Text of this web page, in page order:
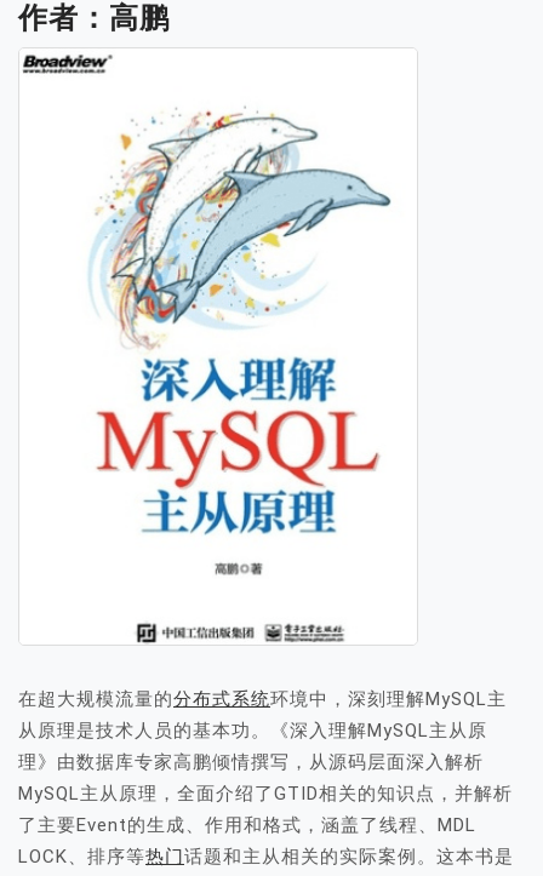
作者：高鹏
在超大规模流量的分布式系统环境中，深刻理解MySQL主
从原理是技术人员的基本功。《深入理解MySQL主从原
理》由数据库专家高鹏倾情撰写，从源码层面深入解析
MySQL主从原理，全面介绍了GTID相关的知识点，并解析
了主要Event的生成、作用和格式，涵盖了线程、MDL
LOCK、排序等热门话题和主从相关的实际案例。这本书是